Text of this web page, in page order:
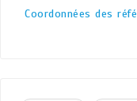
Coordonnées des